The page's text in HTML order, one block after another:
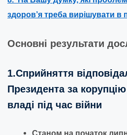
здоров’я треба вирішувати в
Основні результати
1.Сприйняття
Президента за
владі під час війни
Станом на початок